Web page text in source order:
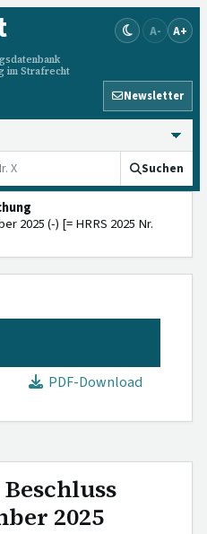
im Strafrecht
A- A+
Newsletter
Suchen
2025 (-) [= HRRS 2025 Nr.
PDF-Download
Beschluss
2025